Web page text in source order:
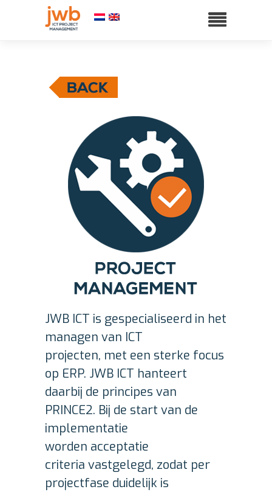
JWB ICT is gespecialiseerd in het
managen van ICT
projecten, met een sterke focus
op ERP. JWB ICT hanteert
daarbij de principes van
PRINCE2. Bij de start van de
implementatie
worden acceptatie
criteria vastgelegd, zodat per
projectfase duidelijk is